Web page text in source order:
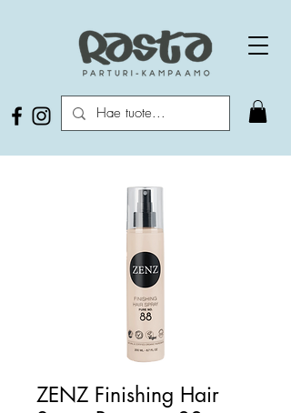
ZENZ Finishing Hair